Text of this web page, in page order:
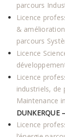
parcours
Licence
&
parcours
Licence
Licence
industriels, de
Maintenance
DUNKERQUE
Licence